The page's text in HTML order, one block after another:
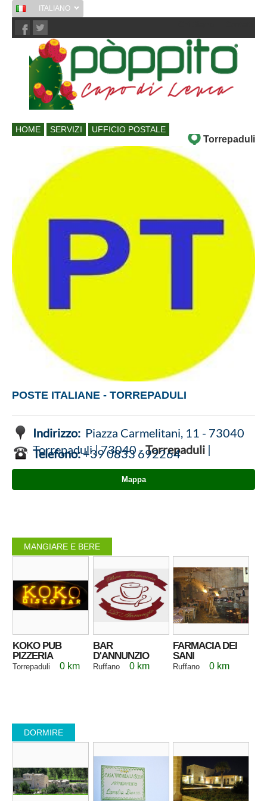
ITALIANO
HOME SERVIZI UFFICIO POSTALE
Torrepaduli
POSTE ITALIANE - TORREPADULI
Indirizzo: Piazza Carmelitani, 11 - 73040
Torrepaduli | 73040 -Torrepaduli |
Telefono:+39 0833 692264
Mappa
MANGIARE E BERE
KOKO PUB
PIZZERIA
Torrepaduli 0 km
BAR
D'ANNUNZIO
Ruffano 0 km
FARMACIA DEI
SANI
Ruffano 0 km
DORMIRE